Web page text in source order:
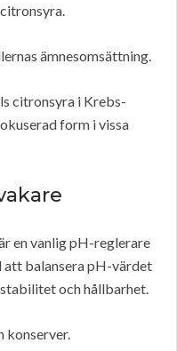
ämnesomsättning.
citronsyra i Krebs-
form i vissa
en vanlig pH-reglerare
att balansera pH-värdet
och hållbarhet.
konserver.